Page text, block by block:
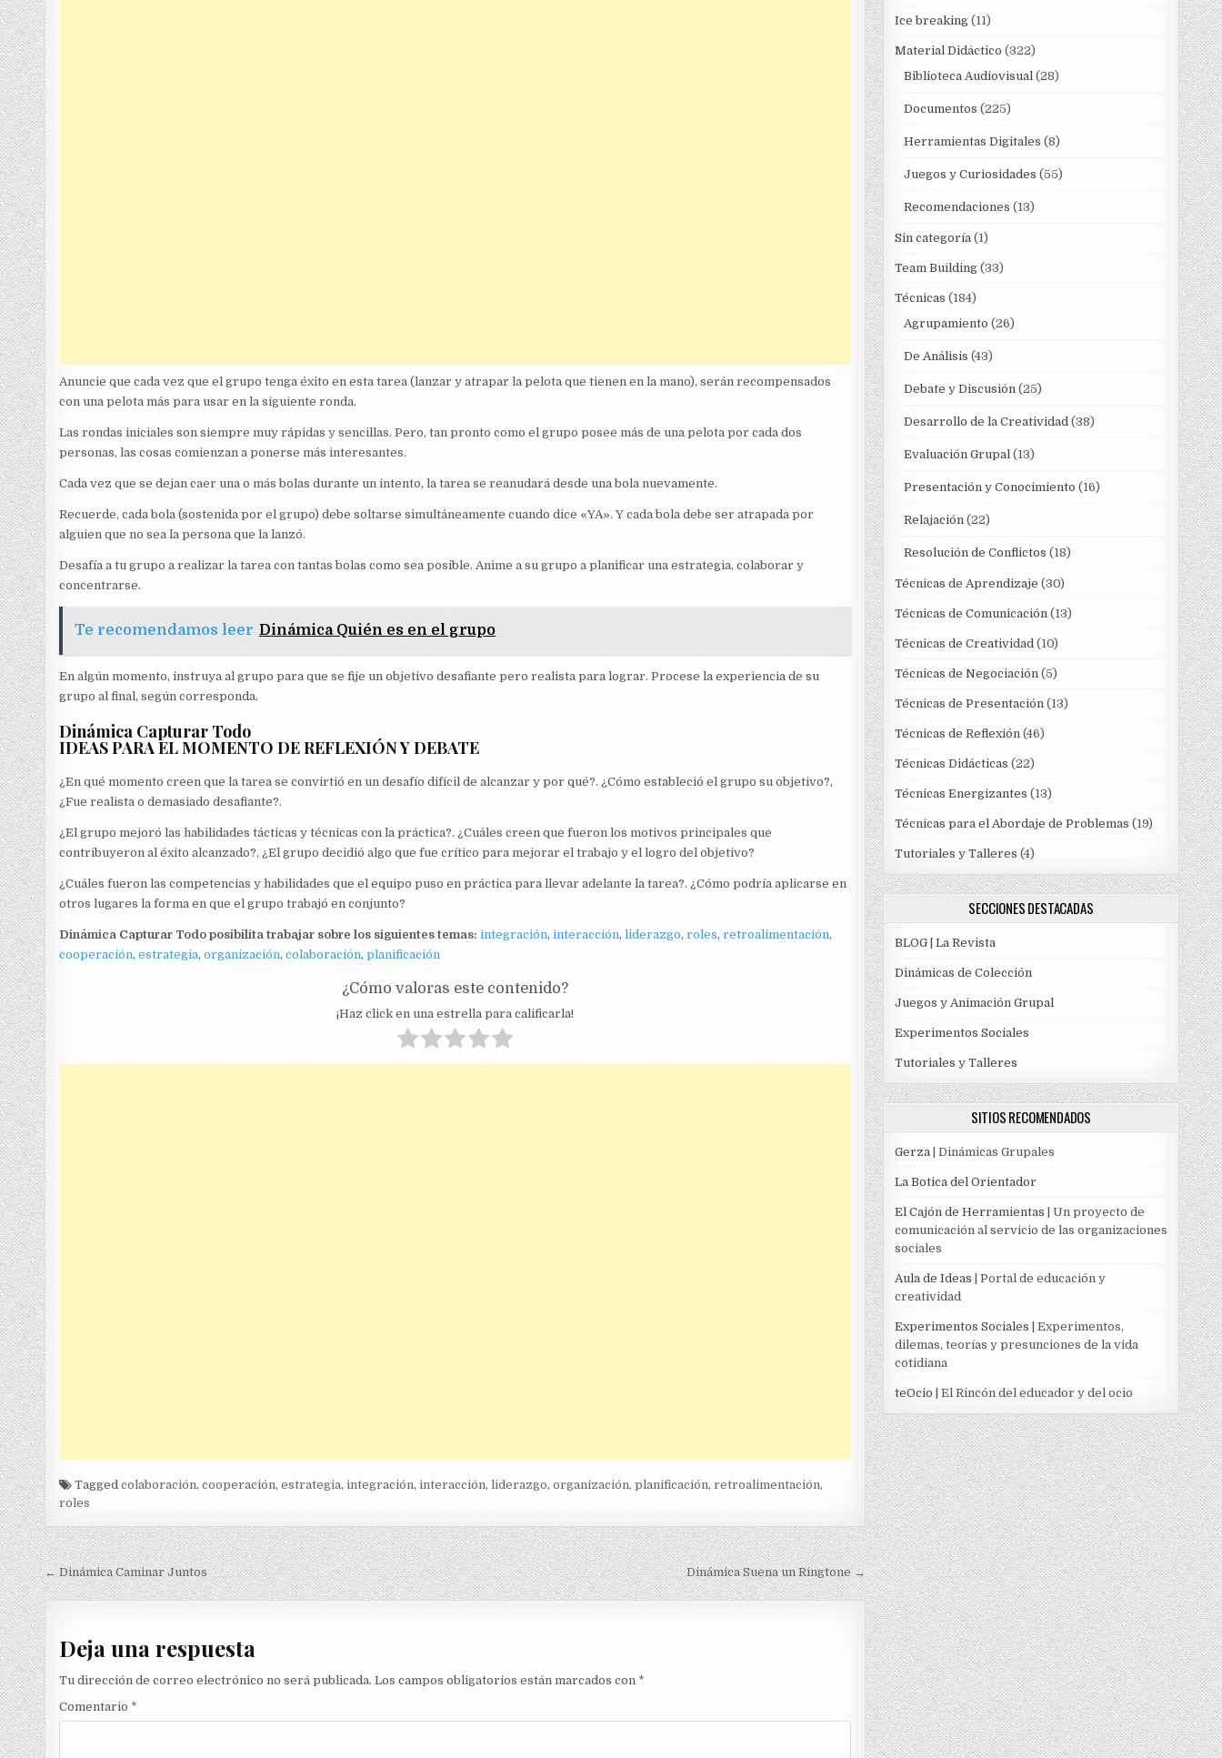
Anuncie que cada vez que el grupo tenga éxito en esta tarea (lanzar y atrapar la pelota que tienen en la mano), serán recompensados ​​
con una pelota más para usar en la siguiente ronda.
Las rondas iniciales son siempre muy rápidas y sencillas. Pero, tan pronto como el grupo posee más de una pelota por cada dos
personas, las cosas comienzan a ponerse más interesantes.
Cada vez que se dejan caer una o más bolas durante un intento, la tarea se reanudará desde una bola nuevamente.
Recuerde, cada bola (sostenida por el grupo) debe soltarse simultáneamente cuando dice «YA». Y cada bola debe ser atrapada por
alguien que no sea la persona que la lanzó.
Desafía a tu grupo a realizar la tarea con tantas bolas como sea posible. Anime a su grupo a planificar una estrategia, colaborar y
concentrarse.
Te recomendamos leer Dinámica Quién es en el grupo
En algún momento, instruya al grupo para que se fije un objetivo desafiante pero realista para lograr. Procese la experiencia de su
grupo al final, según corresponda.
Dinámica Capturar Todo
IDEAS PARA EL MOMENTO DE REFLEXIÓN Y DEBATE
¿En qué momento creen que la tarea se convirtió en un desafío difícil de alcanzar y por qué?. ¿Cómo estableció el grupo su objetivo?,
¿Fue realista o demasiado desafiante?.
¿El grupo mejoró las habilidades tácticas y técnicas con la práctica?. ¿Cuáles creen que fueron los motivos principales que
contribuyeron al éxito alcanzado?, ¿El grupo decidió algo que fue crítico para mejorar el trabajo y el logro del objetivo?
¿Cuáles fueron las competencias y habilidades que el equipo puso en práctica para llevar adelante la tarea?. ¿Cómo podría aplicarse en
otros lugares la forma en que el grupo trabajó en conjunto?
Dinámica Capturar Todo posibilita trabajar sobre los siguientes temas: integración,interacción,liderazgo,roles,retroalimentación,
cooperación,estrategia,organización,colaboración,planificación
¿Cómo valoras este contenido?
¡Haz click en una estrella para calificarla!
Taggedcolaboración,cooperación,estrategia, integración,interacción,liderazgo,organización,planificación,retroalimentación,
roles
Navegación
de
entradas
← Dinámica Caminar Juntos Dinámica Suena un Ringtone →
Deja una respuesta
Tu dirección de correo electrónico no será publicada. Los campos obligatorios están marcados con *
Comentario *
Ice breaking(11)
Material Didáctico (322)
Biblioteca Audiovisual(28)
Documentos (225)
Herramientas Digitales (8)
Juegos y Curiosidades (55)
Recomendaciones (13)
Sin categoría(1)
Team Building(33)
Técnicas (184)
Agrupamiento (26)
De Análisis (43)
Debate y Discusión(25)
Desarrollo de la Creatividad(38)
Evaluación Grupal(13)
Presentación y Conocimiento (16)
Relajación(22)
Resolución de Conflictos (18)
Técnicas de Aprendizaje (30)
Técnicas de Comunicación(13)
Técnicas de Creatividad(10)
Técnicas de Negociación(5)
Técnicas de Presentación(13)
Técnicas de Reflexión(46)
Técnicas Didácticas (22)
Técnicas Energizantes (13)
Técnicas para el Abordaje de Problemas (19)
Tutoriales y Talleres (4)
SECCIONES DESTACADAS
BLOG | La Revista
Dinámicas de Colección
Juegos y Animación Grupal
Experimentos Sociales
Tutoriales y Talleres
SITIOS RECOMENDADOS
Gerza| Dinámicas Grupales
La Botica del Orientador
El Cajón de Herramientas | Un proyecto de
comunicación al servicio de las organizaciones
sociales
Aula de Ideas | Portal de educación y
creatividad
Experimentos Sociales | Experimentos,
dilemas, teorías y presunciones de la vida
cotidiana
teOcio | El Rincón del educador y del ocio